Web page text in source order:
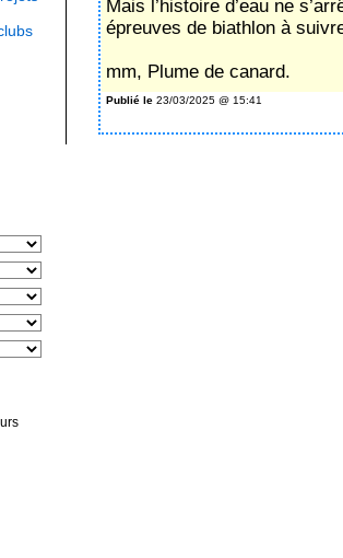
Mais l’histoire d’eau ne
épreuves de biathlon à
mm, Plume de canard.
Publié le 23/03/2025 @ 15:41